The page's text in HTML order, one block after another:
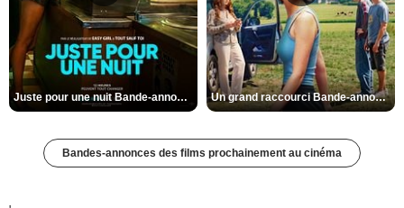
Juste pour une nuit Bande-annonce VO STFR Un grand raccourci Bande-annonce VF
Bandes-annonces des films prochainement au cinéma